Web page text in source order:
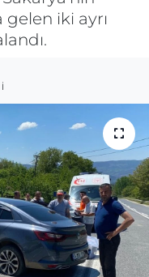
gelen iki ayrı